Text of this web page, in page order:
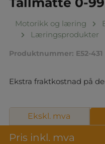
Motorikk og læring
Læringsprodukter
Produktnummer: E52-431
Ekstra fraktkostnad på
Pris inkl. mva
Ekskl. mva